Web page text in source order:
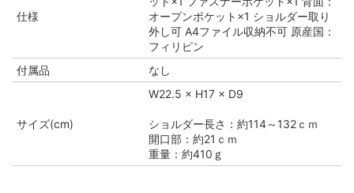
仕様
オープンポケット×1 ショルダー取り
外し可 A4ファイル収納不可 原産国：
フィリピン
付属品
なし
サイズ(cm)
W22.5 × H17 × D9
ショルダー長さ：約114～132ｃｍ
開口部：約21ｃｍ
重量：約410ｇ